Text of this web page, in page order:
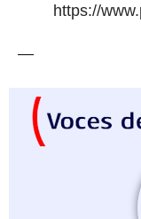
https://
—